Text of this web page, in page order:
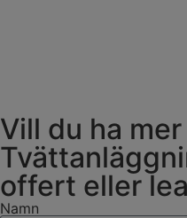
Vill du ha
offert eller
Namn